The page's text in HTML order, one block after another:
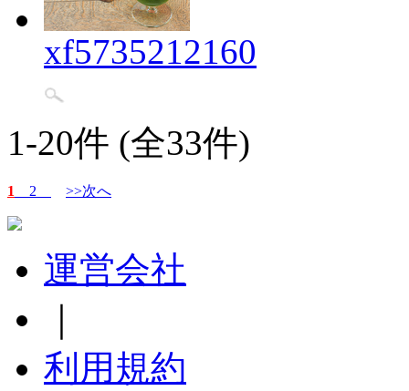
xf5735212160
1-20件 (全33件)
1 2 >>次へ
運営会社
利用規約